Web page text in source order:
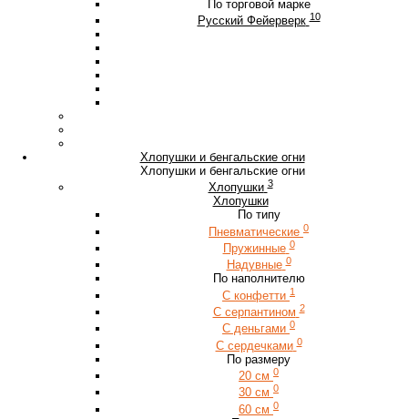
По торговой марке
Русский Фейерверк 10
Хлопушки и бенгальские огни
Хлопушки и бенгальские огни
Хлопушки 3
Хлопушки
По типу
Пневматические 0
Пружинные 0
Надувные 0
По наполнителю
С конфетти 1
С серпантином 2
С деньгами 0
С сердечками 0
По размеру
20 см 0
30 см 0
60 см 0